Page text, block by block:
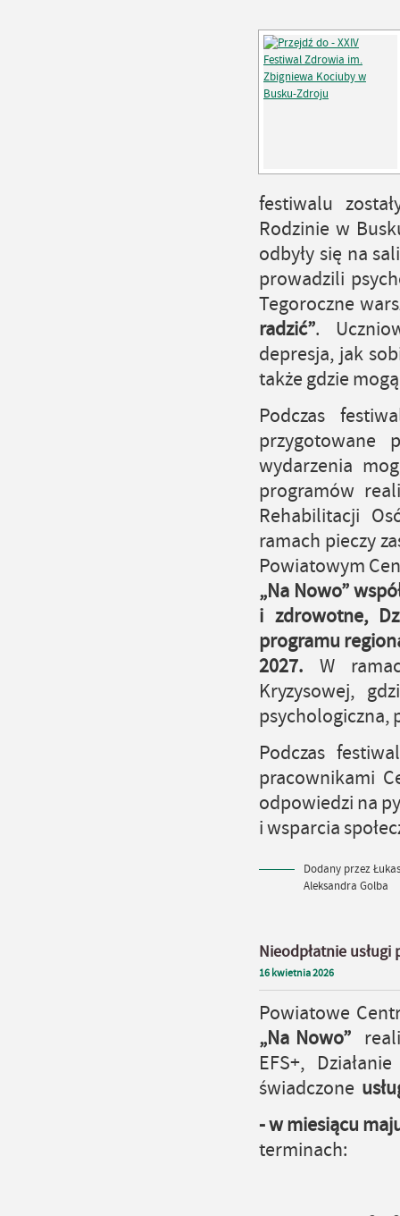
festiwalu
Rodzinie w
odbyły się na
prowadzili
Tegoroczne
radzić”.
depresja, jak
także gdzie
Podczas
przygotowane
wydarzenia
programów
Rehabilitacji
ramach pieczy
Powiatowym
„Na Nowo”
i zdrowotne,
programu
2027.
W
Kryzysowej,
psychologiczna,
Podczas
pracownikami
odpowiedzi na
i wsparcia
Dodany przez
Aleksandra Golba
Nieodpłatnie usługi
16 kwietnia2026
Powiatowe
„Na Nowo”
EFS+,
świadczone
-wmiesiącu
terminach: